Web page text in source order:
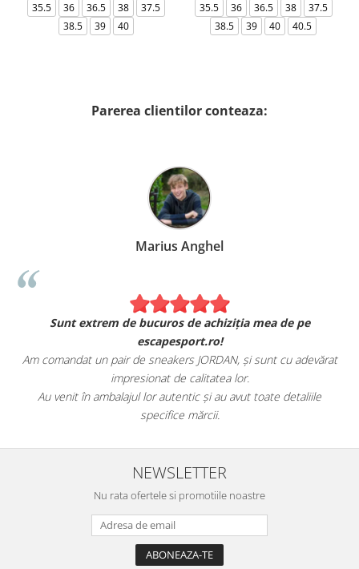
35.5 36 36.5 38
37.5
38.5
39 40
35.5 36 36.5 38
37.5
38.5
39 40 40.5
Parerea clientilor conteaza:
Marius Anghel
Sunt extrem de bucuros de achiziția mea de pe
escapesport.ro!
Am comandat un pair de sneakers JORDAN, și sunt cu adevărat
impresionat de calitatea lor.
Au venit în ambalajul lor autentic și au avut toate detaliile
specifice mărcii.
NEWSLETTER
Nu rata ofertele si promotiile noastre